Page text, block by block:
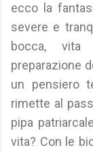
ecco la
severe e
bocca, vita
preparazione
un pensiero
rimette al
pipa
vita? Con le